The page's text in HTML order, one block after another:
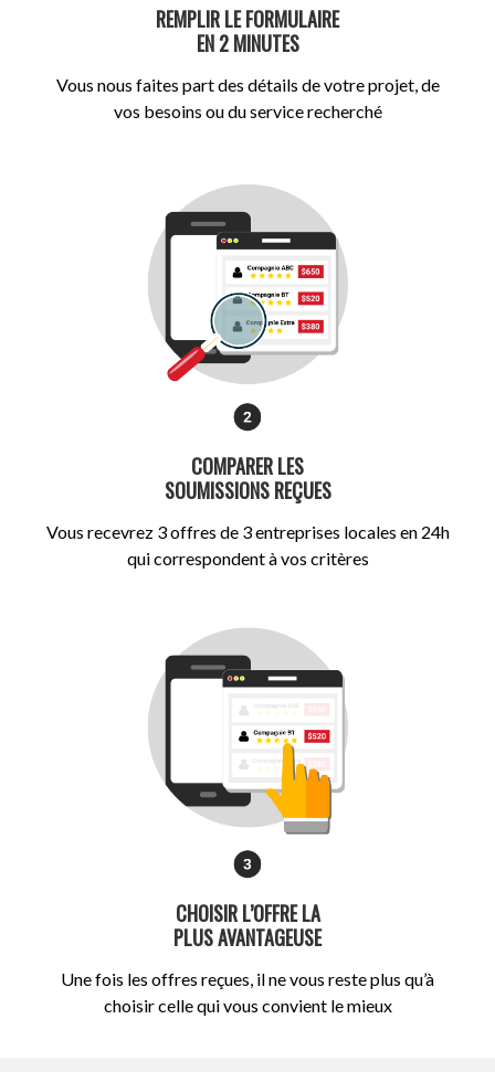
REMPLIR LE FORMULAIRE
EN 2 MINUTES
Vous nous faites part des détails de votre projet, de
vos besoins ou du service recherché
COMPARER LES
SOUMISSIONS REÇUES
Vous recevrez 3 offres de 3 entreprises locales en 24h
qui correspondent à vos critères
CHOISIR L’OFFRE LA
PLUS AVANTAGEUSE
Une fois les offres reçues, il ne vous reste plus qu’à
choisir celle qui vous convient le mieux